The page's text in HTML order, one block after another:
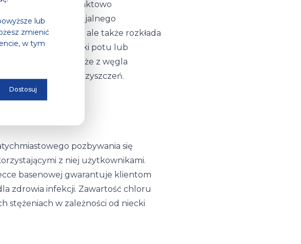
do zbiornika kontaktowo
ze specjalnego
mikroorganizmy, ale także rozkłada
basenu składniki potu lub
przez złoże z węgla
zanieczyszczeń.
pozbywania się
z niej użytkownikami.
basenowej gwarantuje klientom
zdrowia infekcji. Zawartość chloru
stężeniach w zależności od niecki
lub
zmienić
w tym
Dostosuj